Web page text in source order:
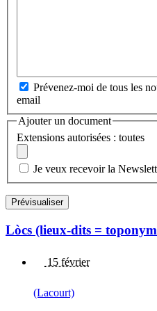
Prévenez-moi de tous les
email
Ajouter un document
Extensions autorisées : toutes
Je veux recevoir la
Lòcs (lieux-dits =
15 février
(Lacourt)